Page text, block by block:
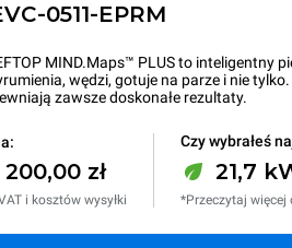
0511-EPRM
MIND.Maps™ PLUS to inteligentny
wędzi, gotuje na parze i nie
zawsze doskonałe rezultaty.
200,00 zł
i kosztów wysyłki
Czy wybrałeś
21,7
*Przeczytaj